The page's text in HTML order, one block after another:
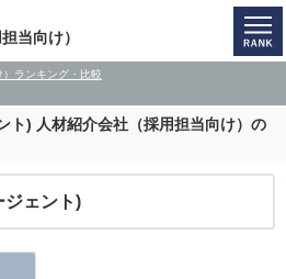
当向け）
ランキング・比較
ト) 人材紹介会社（採用担当向け）の
ジェント)